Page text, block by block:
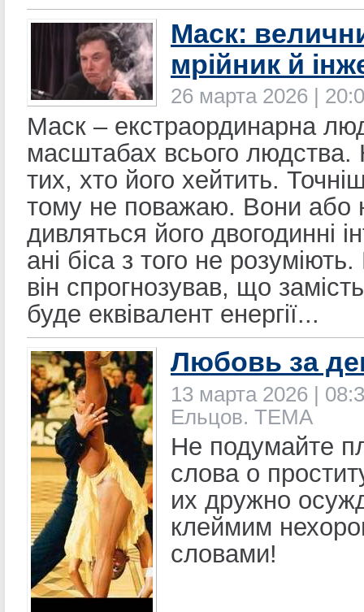
Маск:
мрійник й
26 марта 2026 |
Маск – екстраординарна
масштабах всього людства.
тих, хто його хейтить.
тому не поважаю. Вони або
дивляться його двогодинні
ані біса з того не
він спрогнозував, що
буде еквівалент енергії...
Любовь за
13 марта 2026 |
Ельцов. ТЕМА
Не подумайте
слова о
их дружно
клеймим
словами!